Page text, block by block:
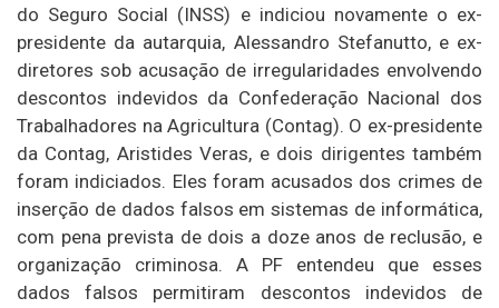
do Seguro Social (INSS) e indiciou novamente o ex-
presidente da autarquia, Alessandro Stefanutto, e ex-
diretores sob acusação de irregularidades envolvendo
descontos indevidos da Confederação Nacional dos
Trabalhadores na Agricultura (Contag). O ex-presidente
da Contag, Aristides Veras, e dois dirigentes também
foram indiciados. Eles foram acusados dos crimes de
inserção de dados falsos em sistemas de informática,
com pena prevista de dois a doze anos de reclusão, e
organização criminosa. A PF entendeu que esses
dados falsos permitiram descontos indevidos de